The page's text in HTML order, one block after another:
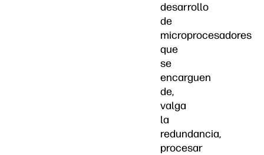
desarrollo
de
microprocesadores
que
se
encarguen
de,
valga
la
redundancia,
procesar